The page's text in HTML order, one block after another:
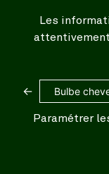
Les
← Bulbe
Paramétrer